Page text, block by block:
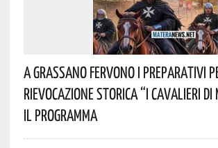
A Grassano Fervono I Preparativi
Rievocazione Storica “I CAVALIERI DI
Il Programma